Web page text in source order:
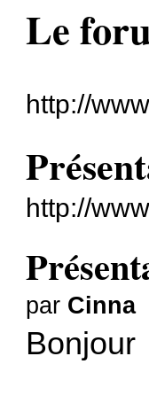
Le
http://
http://
par Cinna
Bonjour